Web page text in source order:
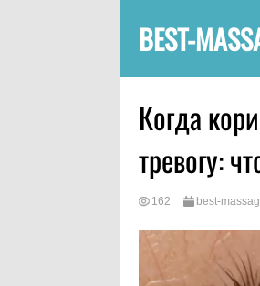
BEST-
Когда
тревогу:
162 best-